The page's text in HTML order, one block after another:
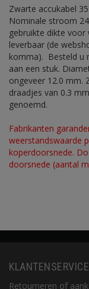
Zwarte accukabel
Nominale stroom
gebruikte dikte voor
leverbaar (de
komma). Besteld u
aan een stuk.
ongeveer 12.0 mm.
draadjes van 0.3
genoemd.
Fabrikanten
weerstandswaarde
koperdoorsnede.
doorsnede (aantal
KLANTENSERVICE
Retourneren of